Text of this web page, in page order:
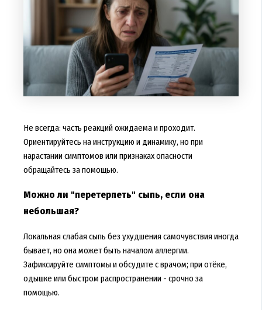
Не всегда: часть реакций ожидаема и проходит.
Ориентируйтесь на инструкцию и динамику, но при
нарастании симптомов или признаках опасности
обращайтесь за помощью.
Можно ли "перетерпеть" сыпь, если она
небольшая?
Локальная слабая сыпь без ухудшения самочувствия иногда
бывает, но она может быть началом аллергии.
Зафиксируйте симптомы и обсудите с врачом; при отёке,
одышке или быстром распространении - срочно за
помощью.